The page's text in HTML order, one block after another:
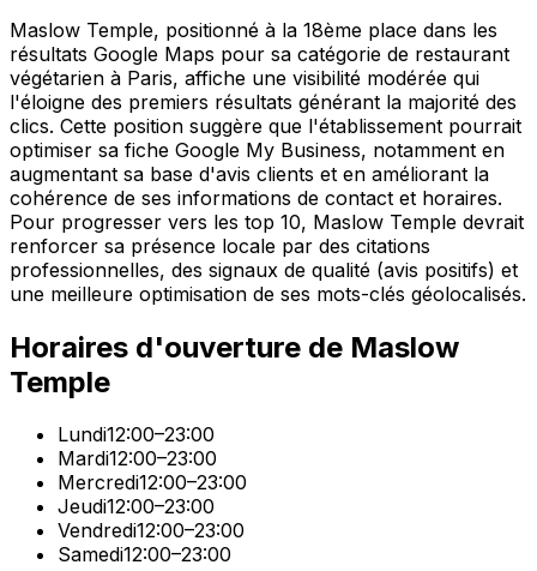
Maslow Temple, positionné à la 18ème place dans les
résultats Google Maps pour sa catégorie de restaurant
végétarien à Paris, affiche une visibilité modérée qui
l'éloigne des premiers résultats générant la majorité des
clics. Cette position suggère que l'établissement pourrait
optimiser sa fiche Google My Business, notamment en
augmentant sa base d'avis clients et en améliorant la
cohérence de ses informations de contact et horaires.
Pour progresser vers les top 10, Maslow Temple devrait
renforcer sa présence locale par des citations
professionnelles, des signaux de qualité (avis positifs) et
une meilleure optimisation de ses mots-clés géolocalisés.
Horaires d'ouverture de Maslow
Temple
Lundi12:00–23:00
Mardi12:00–23:00
Mercredi12:00–23:00
Jeudi12:00–23:00
Vendredi12:00–23:00
Samedi12:00–23:00